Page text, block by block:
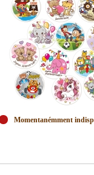
Momentanémment